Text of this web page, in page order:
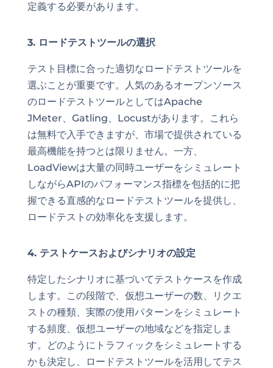
定義する必要があります。
3. ロードテストツールの選択
テスト目標に合った適切なロードテストツールを
選ぶことが重要です。人気のあるオープンソース
のロードテストツールとしてはApache
JMeter、Gatling、Locustがあります。これら
は無料で入手できますが、市場で提供されている
最高機能を持つとは限りません。一方、
LoadViewは大量の同時ユーザーをシミュレート
しながらAPIのパフォーマンス指標を包括的に把
握できる直感的なロードテストツールを提供し、
ロードテストの効率化を支援します。
4. テストケースおよびシナリオの設定
特定したシナリオに基づいてテストケースを作成
します。この段階で、仮想ユーザーの数、リクエ
ストの種類、実際の使用パターンをシミュレート
する頻度、仮想ユーザーの地域などを指定しま
す。どのようにトラフィックをシミュレートする
かも決定し、ロードテストツールを活用してテス